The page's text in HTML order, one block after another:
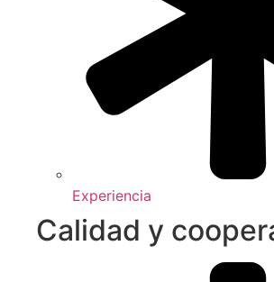
Experiencia
Calidad y